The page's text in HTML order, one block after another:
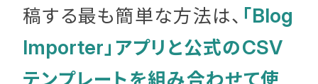
稿する最も簡単な方法は、 「Blog
Importer 」アプリと公式のCSV
テンプレートを組み合わせて使